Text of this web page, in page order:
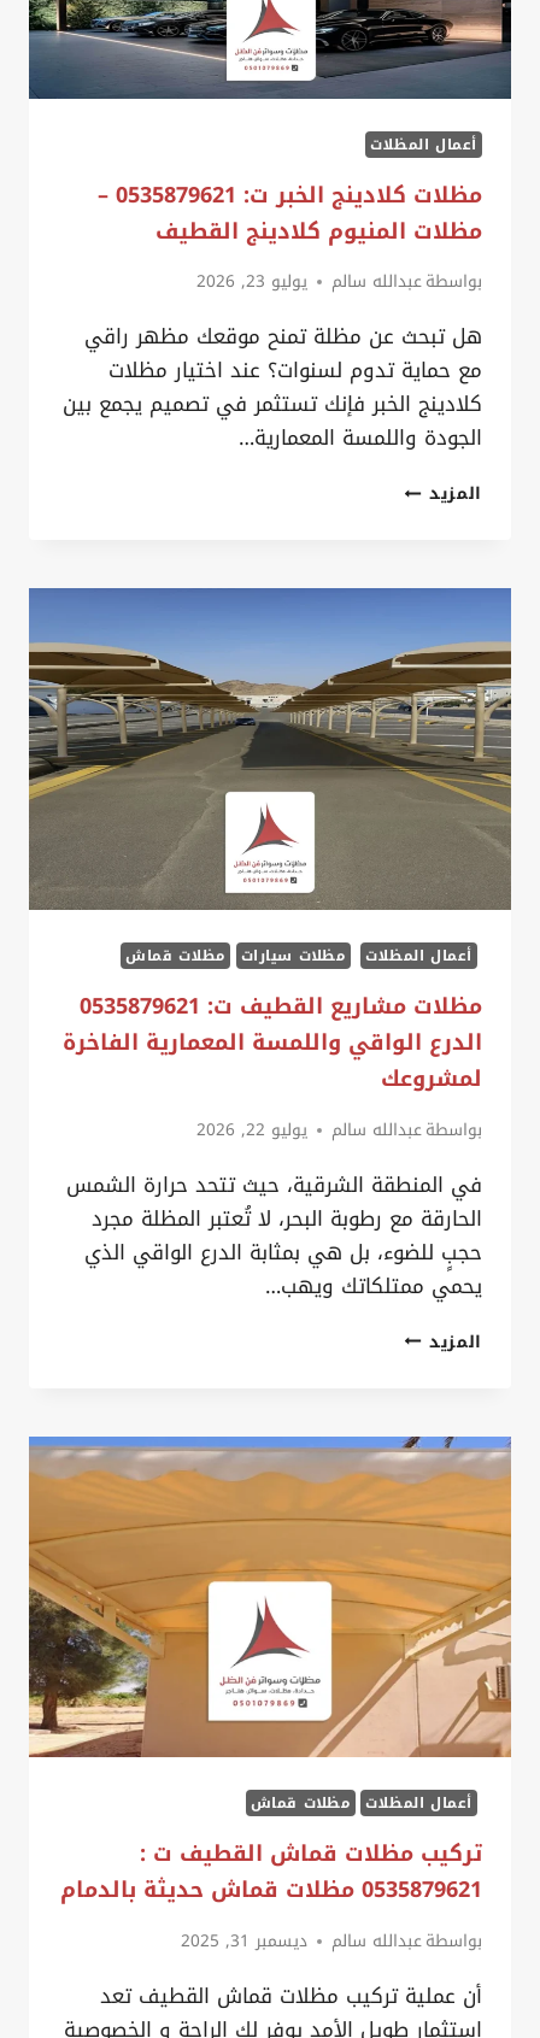
مظلات
لكسان
الخبر
أعمال المظلات
مظلات كلادينج الخبر ت: 0535879621 –
مظلات المنيوم كلادينج القطيف
بواسطةعبدالله سالم يوليو 23, 2026
هل تبحث عن مظلة تمنح موقعك مظهر راقي
مع حماية تدوم لسنوات؟ عند اختيار مظلات
كلادينج الخبر فإنك تستثمر في تصميم يجمع بين
الجودة واللمسة المعمارية…
المزيدمظلات
ت:
–
مظلات
المنيوم
كلادينج
القطيف
أعمال المظلات مظلات سيارات مظلات قماش
مظلات مشاريع القطيف ت: 0535879621
الدرع الواقي واللمسة المعمارية الفاخرة
لمشروعك
بواسطةعبدالله سالم يوليو 22, 2026
في المنطقة الشرقية، حيث تتحد حرارة الشمس
الحارقة مع رطوبة البحر، لا تُعتبر المظلة مجرد
حجبٍ للضوء، بل هي بمثابة الدرع الواقي الذي
يحمي ممتلكاتك ويهب…
المزيدمظلات
ت:
0535879621
الدرع
واللمسة
المعمارية
الفاخرة
لمشروعك
أعمال المظلات مظلات قماش
تركيب مظلات قماش القطيف ت :
0535879621 مظلات قماش حديثة بالدمام
بواسطةعبدالله سالم ديسمبر 31, 2025
أن عملية تركيب مظلات قماش القطيف تعد
استثمار طويل الأمد يوفر لك الراحة و الخصوصية